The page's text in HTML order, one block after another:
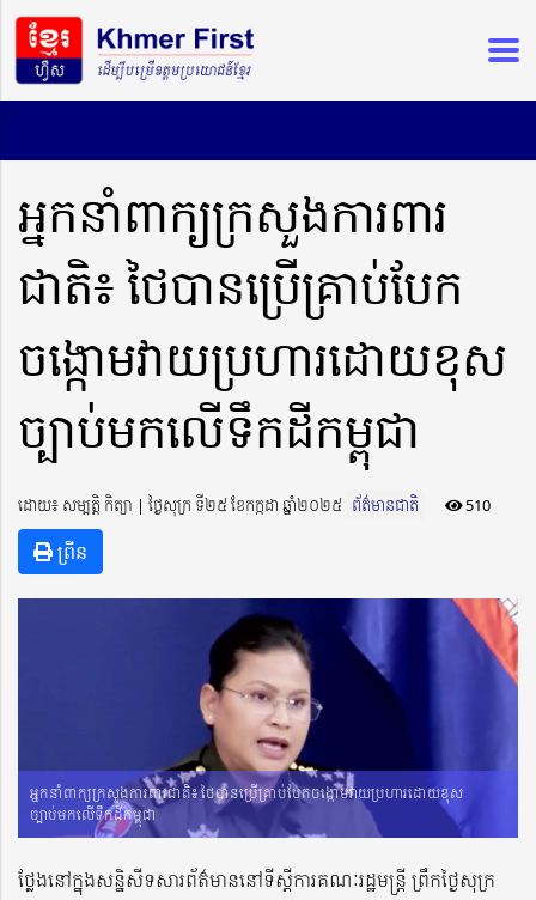
អ្នកនាំពាក្យក្រសួងការពារ
ជាតិ៖ ថៃបានប្រើគ្រាប់បែក
ចង្កោមវាយប្រហារដោយខុស
ច្បាប់មកលើទឹកដីកម្ពុជា
ដោយ៖ សម្បត្តិ កិត្យា ​​ | ថ្ងៃសុក្រ ទី២៥ ខែកក្កដា ឆ្នាំ២០២៥ ព័ត៌មានជាតិ 510
ព្រីន
អ្នកនាំពាក្យក្រសួងការពារជាតិ៖ ថៃបានប្រើគ្រាប់បែកចង្កោមវាយប្រហារដោយខុស
ច្បាប់មកលើទឹកដីកម្ពុជា
ថ្លែងនៅក្នុងសន្និសីទសារព័ត៌មាននៅទីស្ដីការគណៈរដ្ឋមន្ត្រី ព្រឹកថ្ងៃសុក្រ